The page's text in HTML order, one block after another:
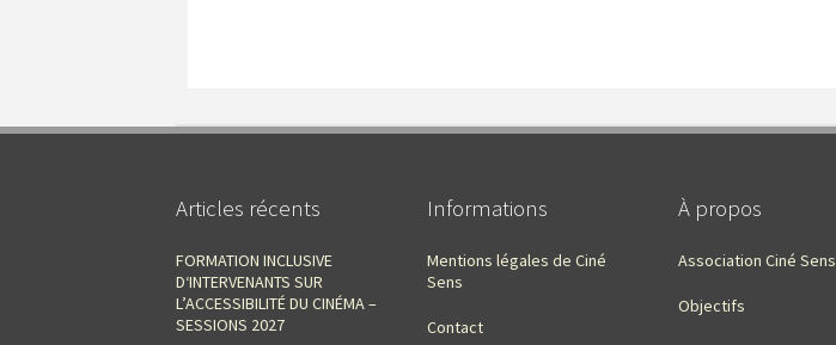
Articles récents
FORMATION INCLUSIVE
D‘INTERVENANTS SUR
L’ACCESSIBILITÉ DU CINÉMA –
SESSIONS 2027
Informations
Mentions légales de Ciné
Sens
Contact
À propos
Association Ciné Sens
Objectifs